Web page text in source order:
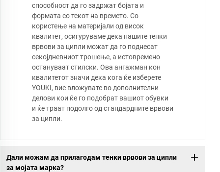
способност да го задржат бојата и
формата со текот на времето. Со
користење на материјали од висок
квалитет, осигуруваме дека нашите тенки
врвови за ципли можат да го поднесат
секојдневниот трошење, а истовремено
остануваат стилски. Ова ангажман кон
квалитетот значи дека кога ќе изберете
YOUKI, вие вложувате во дополнителни
делови кои ќе го подобрат вашиот обувки
и ќе траат подолго од стандардните врвови
за ципли.
Дали можам да прилагодам тенки врвови за ципли
за мојата марка?